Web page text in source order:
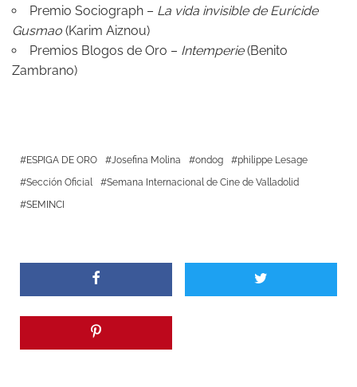
Premio Sociograph – La vida invisible de Eurícide
Gusmao (Karim Aiznou)
Premios Blogos de Oro – Intemperie(Benito
Zambrano)
ESPIGA DE ORO Josefina Molina ondog
philippe Lesage
Sección Oficial
Semana Internacional de Cine de Valladolid
SEMINCI